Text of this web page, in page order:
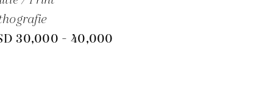
30,000 - 40,000